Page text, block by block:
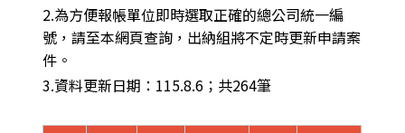
2.為方便報帳單位即時選取正確的總公司統一編
號，請至本網頁查詢，出納組將不定時更新申請案
件。
3.資料更新日期：115.8.6；共264筆